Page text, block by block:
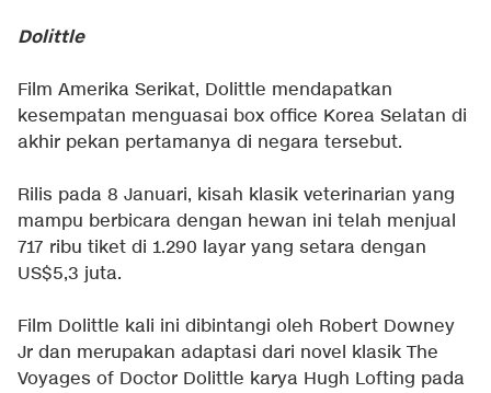
Dolittle
Film Amerika Serikat, Dolittle mendapatkan
kesempatan menguasai box office Korea Selatan di
akhir pekan pertamanya di negara tersebut.
Rilis pada 8 Januari, kisah klasik veterinarian yang
mampu berbicara dengan hewan ini telah menjual
717 ribu tiket di 1.290 layar yang setara dengan
US$5,3 juta.
Film Dolittle kali ini dibintangi oleh Robert Downey
Jr dan merupakan adaptasi dari novel klasik The
Voyages of Doctor Dolittle karya Hugh Lofting pada